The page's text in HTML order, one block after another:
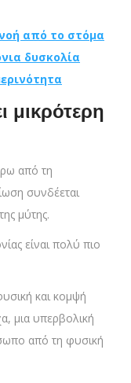
από το στόμα
δυσκολία
μικρότερη
από τη
συνδέεται
μύτης.
είναι πολύ πιο
και κομψή
μια υπερβολική
από τη φυσική